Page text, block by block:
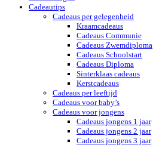
Cadeautips
Cadeaus per gelegenheid
Kraamcadeaus
Cadeaus Communie
Cadeaus Zwemdiploma
Cadeaus Schoolstart
Cadeaus Diploma
Sinterklaas cadeaus
Kerstcadeaus
Cadeaus per leeftijd
Cadeaus voor baby’s
Cadeaus voor jongens
Cadeaus jongens 1 jaar
Cadeaus jongens 2 jaar
Cadeaus jongens 3 jaar